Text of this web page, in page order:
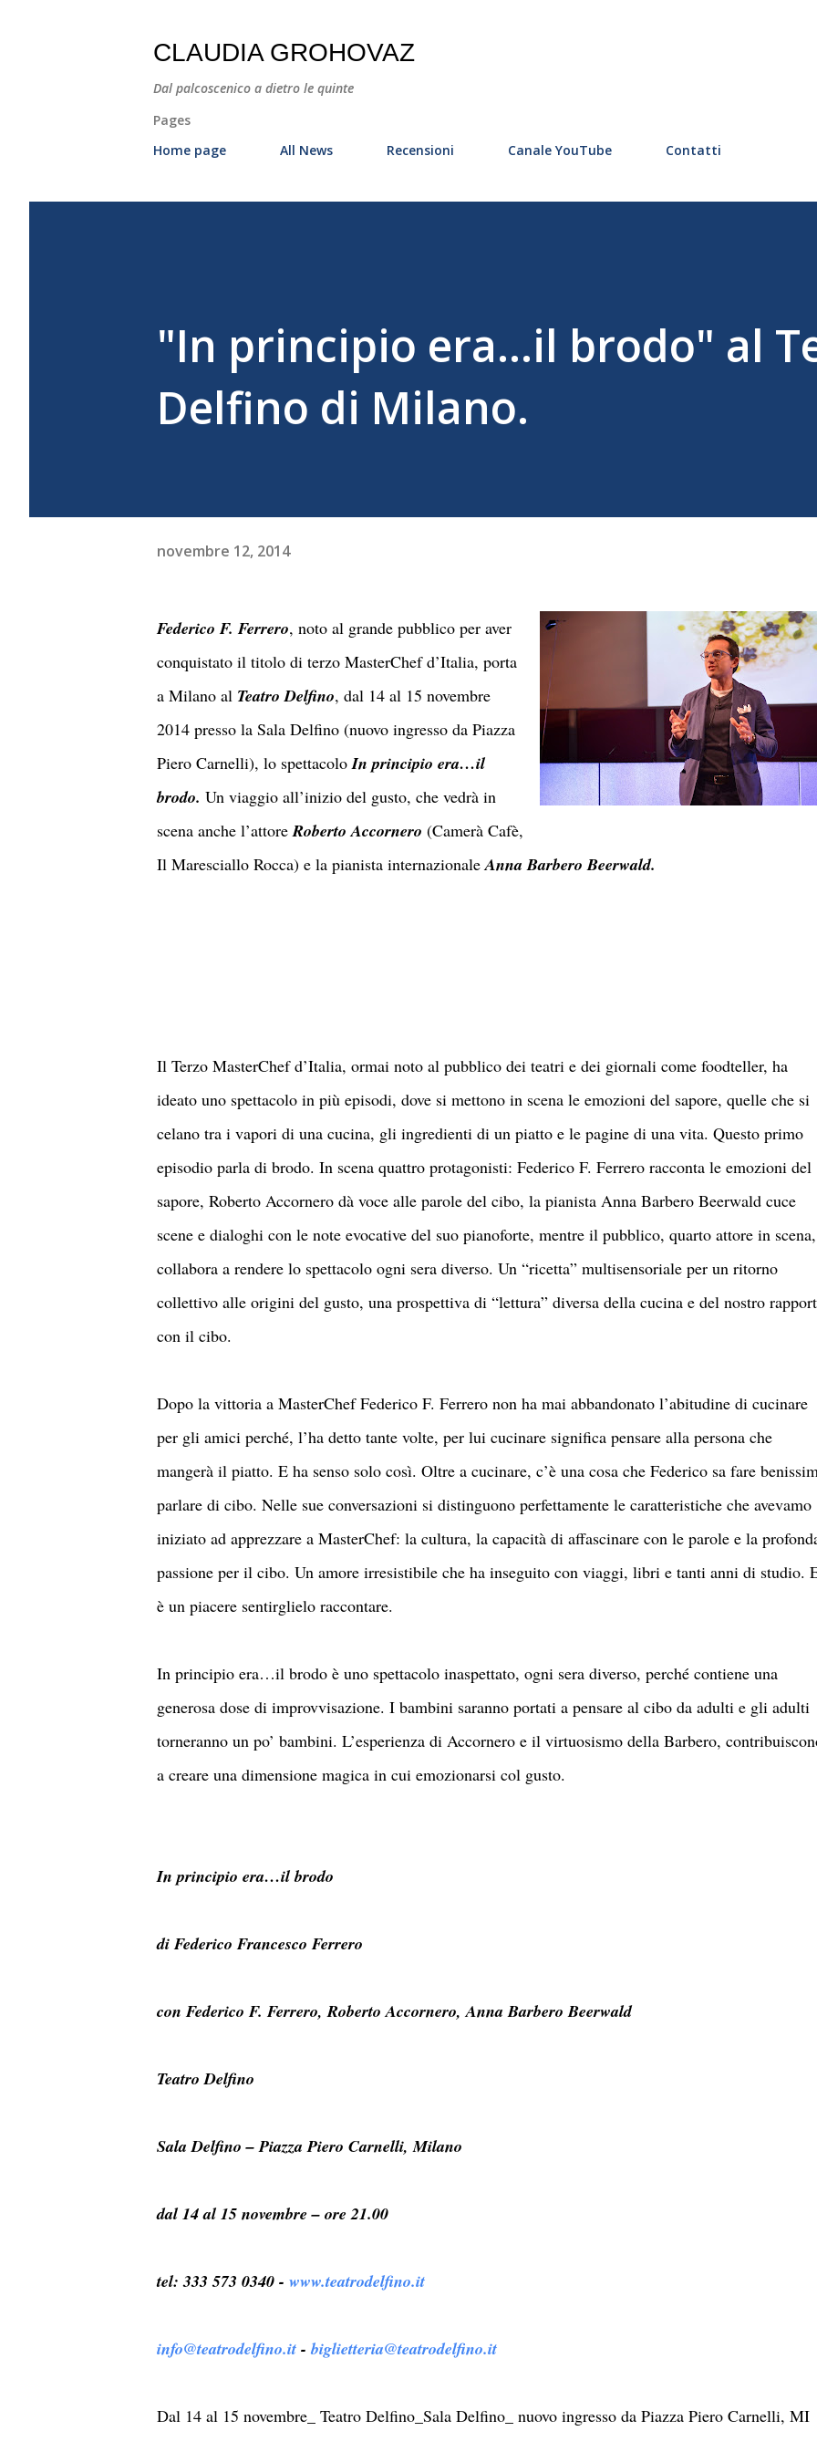
CLAUDIA GROHOVAZ
Dal palcoscenico a dietro le quinte
Pages
Home page
All News Recensioni Canale YouTube Contatti
"In principio era...il brodo" al
Delfino di Milano.
novembre 12, 2014
Federico F. Ferrero, noto al grande pubblico per aver
conquistato il titolo di terzo MasterChef d’Italia, porta
a Milano al Teatro Delfino, dal 14 al 15 novembre
2014 presso la Sala Delfino (nuovo ingresso da Piazza
Piero Carnelli), lo spettacoloIn principio era…il
brodo. Un viaggio all’inizio del gusto, che vedrà in
scena anche l’attoreRoberto Accornero (Camerà Cafè,
Il Maresciallo Rocca) e la pianista internazionaleAnna Barbero Beerwald.
Il Terzo MasterChef d’Italia, ormai noto al pubblico dei teatri e dei giornali come foodteller, ha
ideato uno spettacolo in più episodi, dove si mettono in scena le emozioni del sapore, quelle che si
celano tra i vapori di una cucina, gli ingredienti di un piatto e le pagine di una vita. Questo primo
episodio parla di brodo. In scena quattro protagonisti: Federico F. Ferrero racconta le emozioni del
sapore, Roberto Accornero dà voce alle parole del cibo, la pianista Anna Barbero Beerwald cuce
scene e dialoghi con le note evocative del suo pianoforte, mentre il pubblico, quarto attore in scena,
collabora a rendere lo spettacolo ogni sera diverso. Un “ricetta” multisensoriale per un ritorno
collettivo alle origini del gusto, una prospettiva di “lettura” diversa della cucina e del nostro
con il cibo.
Dopo la vittoria a MasterChef Federico F. Ferrero non ha mai abbandonato l’abitudine di cucinare
per gli amici perché, l’ha detto tante volte, per lui cucinare significa pensare alla persona che
mangerà il piatto. E ha senso solo così. Oltre a cucinare, c’è una cosa che Federico sa fare
parlare di cibo. Nelle sue conversazioni si distinguono perfettamente le caratteristiche che avevamo
iniziato ad apprezzare a MasterChef: la cultura, la capacità di affascinare con le parole e la
passione per il cibo. Un amore irresistibile che ha inseguito con viaggi, libri e tanti anni di studio.
è un piacere sentirglielo raccontare.
In principio era…il brodo è uno spettacolo inaspettato, ogni sera diverso, perché contiene una
generosa dose di improvvisazione. I bambini saranno portati a pensare al cibo da adulti e gli adulti
torneranno un po’ bambini. L’esperienza di Accornero e il virtuosismo della Barbero,
a creare una dimensione magica in cui emozionarsi col gusto.
In principio era…il brodo
di Federico Francesco Ferrero
con Federico F. Ferrero, Roberto Accornero, Anna Barbero Beerwald
Teatro Delfino
Sala Delfino – Piazza Piero Carnelli, Milano
dal 14 al 15 novembre – ore 21.00
tel: 333 573 0340 - www.teatrodelfino.it
info@teatrodelfino.it -biglietteria@teatrodelfino.it
Dal 14 al 15 novembre_ Teatro Delfino_Sala Delfino_ nuovo ingresso da Piazza Piero Carnelli, MI